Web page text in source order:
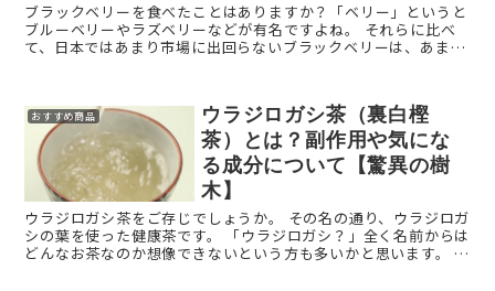
ブラックベリーを食べたことはありますか？「ベリー」というと
ブルーベリーやラズベリーなどが有名ですよね。 それらに比べ
て、日本ではあまり市場に出回らないブラックベリーは、あまり
おすすめ商品
ウラジロガシ茶（裏白樫
茶）とは？副作用や気にな
る成分について【驚異の樹
木】
ウラジロガシ茶をご存じでしょうか。 その名の通り、ウラジロガ
シの葉を使った健康茶です。 「ウラジロガシ？」全く名前からは
どんなお茶なのか想像できないという方も多いかと思います。 そ